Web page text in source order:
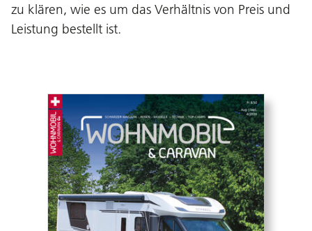
zu klären, wie es um das Verhältnis von Preis und
Leistung bestellt ist.